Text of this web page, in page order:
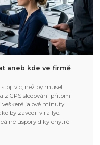
aneb kde ve firmě
víc, než by musel.
z GPS sledování přitom
jalové minuty
by závodil v rallye.
úspory díky chytré